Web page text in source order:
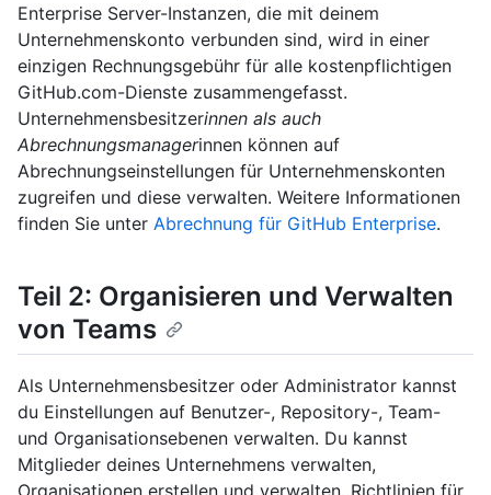
Enterprise Server-Instanzen, die mit deinem
Unternehmenskonto verbunden sind, wird in einer
einzigen Rechnungsgebühr für alle kostenpflichtigen
GitHub.com-Dienste zusammengefasst.
Unternehmensbesitzerinnen als auch
Abrechnungsmanagerinnen können auf
Abrechnungseinstellungen für Unternehmenskonten
zugreifen und diese verwalten. Weitere Informationen
finden Sie unter Abrechnung für GitHub Enterprise.
Teil 2: Organisieren und Verwalten
von Teams
Als Unternehmensbesitzer oder Administrator kannst
du Einstellungen auf Benutzer-, Repository-, Team-
und Organisationsebenen verwalten. Du kannst
Mitglieder deines Unternehmens verwalten,